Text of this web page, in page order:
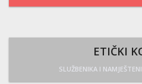
ETIČKI
SLUŽBENIKA I